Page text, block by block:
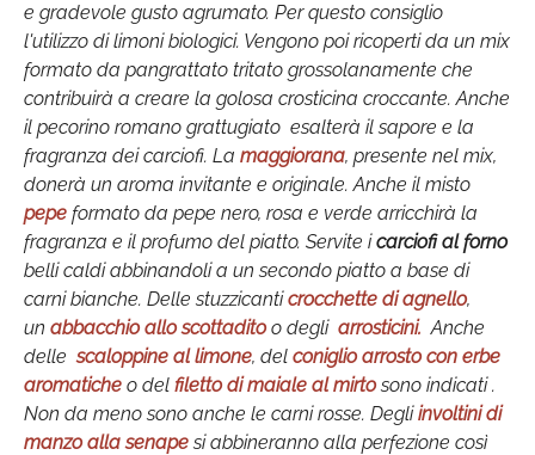
e gradevole gusto agrumato. Per questo consiglio
l'utilizzo di limoni biologici. Vengono poi ricoperti da un mix
formato da pangrattato tritato grossolanamente che
contribuirà a creare la golosa crosticina croccante. Anche
il pecorino romano grattugiato esalterà il sapore e la
fragranza dei carciofi. La maggiorana, presente nel mix,
donerà un aroma invitante e originale. Anche il misto
pepe formato da pepe nero, rosa e verde arricchirà la
fragranza e il profumo del piatto. Servite icarciofi al forno
belli caldi abbinandoli a un secondo piatto a base di
carni bianche. Delle stuzzicanticrocchette di agnello,
un abbacchio allo scottaditoo degli arrosticini. Anche
dellescaloppine al limone, del coniglio arrosto con erbe
aromatiche o del filetto di maiale al mirtosono indicati .
Non da meno sono anche le carni rosse. Degliinvoltini di
manzo alla senapesi abbineranno alla perfezione così